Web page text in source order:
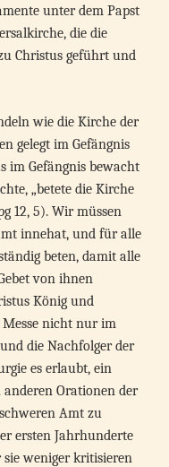
unter dem Papst
die die
Christus geführt und
wie die Kirche der
gelegt im Gefängnis
im Gefängnis bewacht
„betete die Kirche
12, 5). Wir müssen
innehat, und für alle
beten, damit alle
von ihnen
König und
nicht nur im
die Nachfolger der
es erlaubt, ein
anderen Orationen der
Amt zu
ersten Jahrhunderte
weniger kritisieren